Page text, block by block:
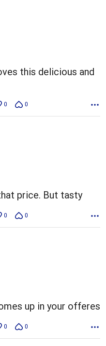
this delicious and
0 0
price. But tasty
0 0
up in your offeres
0 0